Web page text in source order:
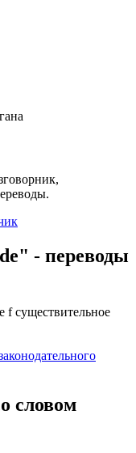
- переводы
f существительное
словом